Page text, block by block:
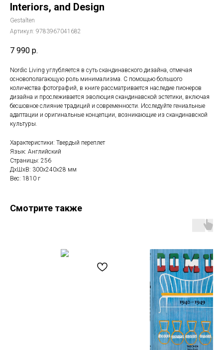
Interiors, and Design
Gestalten
Артикул: 9783967041682
7 990 р.
Nordic Living углубляется в суть скандинавского дизайна, отмечая
основополагающую роль минимализма. С помощью большого
количества фотографий, в книге рассматривается наследие пионеров
дизайна и прослеживается эволюция скандинавской эстетики, включая
бесшовное слияние традиций и современности. Исследуйте гениальные
адаптации и оригинальные концепции, возникающие из скандинавской
культуры.
Характеристики: Твердый переплет
Язык: Английский
Страницы: 256
ДxШxВ: 300x240x28 мм
Вес: 1810 г
Смотрите также